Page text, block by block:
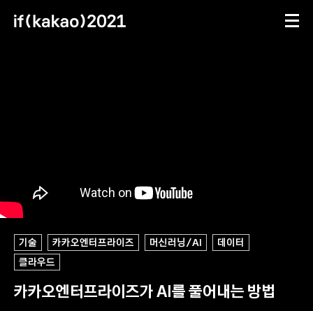
기술 카카오엔터프라이즈 머신러닝/AI
데이터
클라우드
카카오엔터프라이즈가 AI를 풀어내는 방법